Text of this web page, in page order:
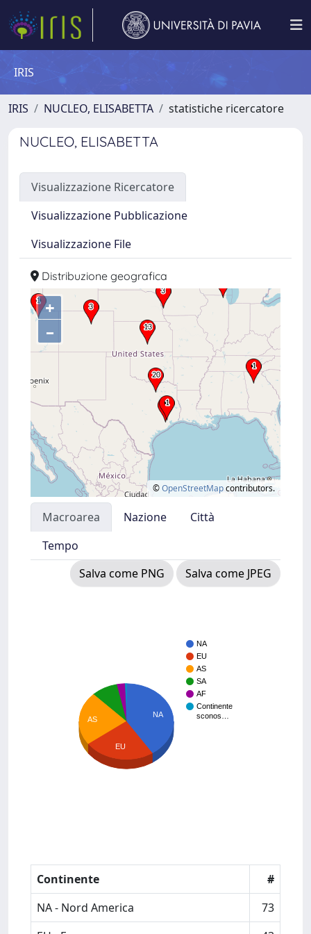
IRIS
IRIS NUCLEO, ELISABETTA statistiche ricercatore
NUCLEO, ELISABETTA
Visualizzazione Ricercatore
Visualizzazione Pubblicazione
Visualizzazione File
Distribuzione geografica
+
–
©OpenStreetMapcontributors.
Macroarea Nazione
Città
Tempo
Salva come PNG
Salva come JPEG
NA
EU
AS
SA
AF
Continente
sconos…
NA
AS
EU
Continente
#
NA - Nord America
73